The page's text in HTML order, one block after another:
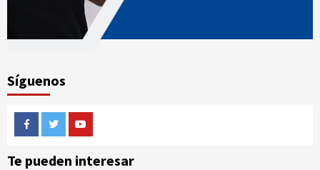
Síguenos
FacebookTwitterYoutube
Te pueden interesar